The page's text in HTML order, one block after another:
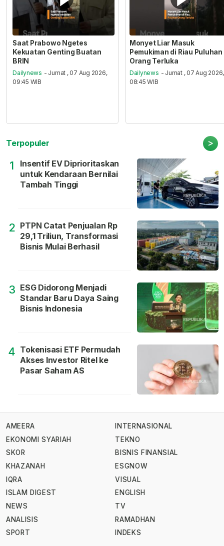
Saat Prabowo Ngetes
Kekuatan Genting Buatan
BRIN
Dailynews - Jumat , 07 Aug 2026,
09:45 WIB
Monyet Liar Masuk
Pemukiman di Riau Puluhan
Orang Terluka
Dailynews - Jumat , 07 Aug 2026,
08:45 WIB
Terpopuler >
1
Insentif EV Diprioritaskan
untuk Kendaraan Bernilai
Tambah Tinggi
2 PTPN Catat Penjualan Rp
29,1 Triliun, Transformasi
Bisnis Mulai Berhasil
3 ESG Didorong Menjadi
Standar Baru Daya Saing
Bisnis Indonesia
4 Tokenisasi ETF Permudah
Akses Investor Ritel ke
Pasar Saham AS
AMEERA
EKONOMI SYARIAH
SKOR
KHAZANAH
IQRA
ISLAM DIGEST
NEWS
ANALISIS
SPORT
INTERNASIONAL
TEKNO
BISNIS FINANSIAL
ESGNOW
VISUAL
ENGLISH
TV
RAMADHAN
INDEKS